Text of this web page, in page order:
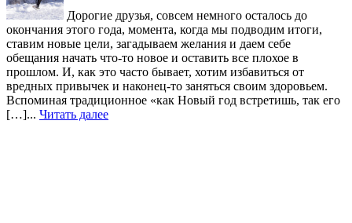
Дорогие друзья, совсем немного осталось до
окончания этого года, момента, когда мы подводим итоги,
ставим новые цели, загадываем желания и даем себе
обещания начать что-то новое и оставить все плохое в
прошлом. И, как это часто бывает, хотим избавиться от
вредных привычек и наконец-то заняться своим здоровьем.
Вспоминая традиционное «как Новый год встретишь, так его
[…]... Читать далее